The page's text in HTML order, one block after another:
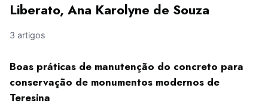
Liberato, Ana Karolyne de Souza
3 artigos
Boas práticas de manutenção do concreto para
conservação de monumentos modernos de
Teresina